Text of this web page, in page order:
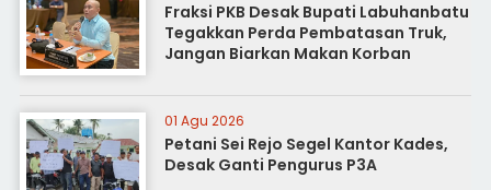
Fraksi PKB Desak Bupati Labuhanbatu
Tegakkan Perda Pembatasan Truk,
Jangan Biarkan Makan Korban
01 Agu 2026
Petani Sei Rejo Segel Kantor Kades,
Desak Ganti Pengurus P3A